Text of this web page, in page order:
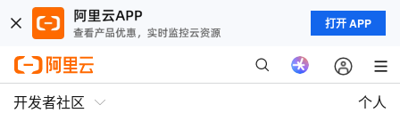
打开 APP
开发者社区 个人